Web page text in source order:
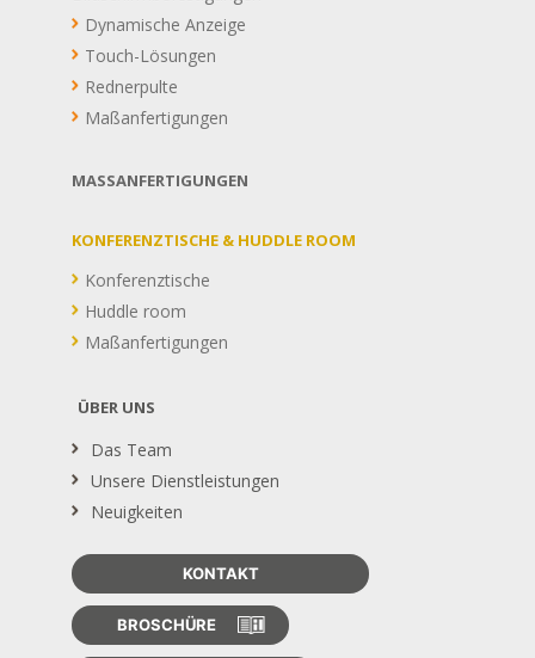
Dynamische Anzeige
Touch-Lösungen
Rednerpulte
Maßanfertigungen
MASSANFERTIGUNGEN
KONFERENZTISCHE & HUDDLE ROOM
Konferenztische
Huddle room
Maßanfertigungen
ÜBER UNS
Das Team
Unsere Dienstleistungen
Neuigkeiten
KONTAKT
BROSCHÜRE